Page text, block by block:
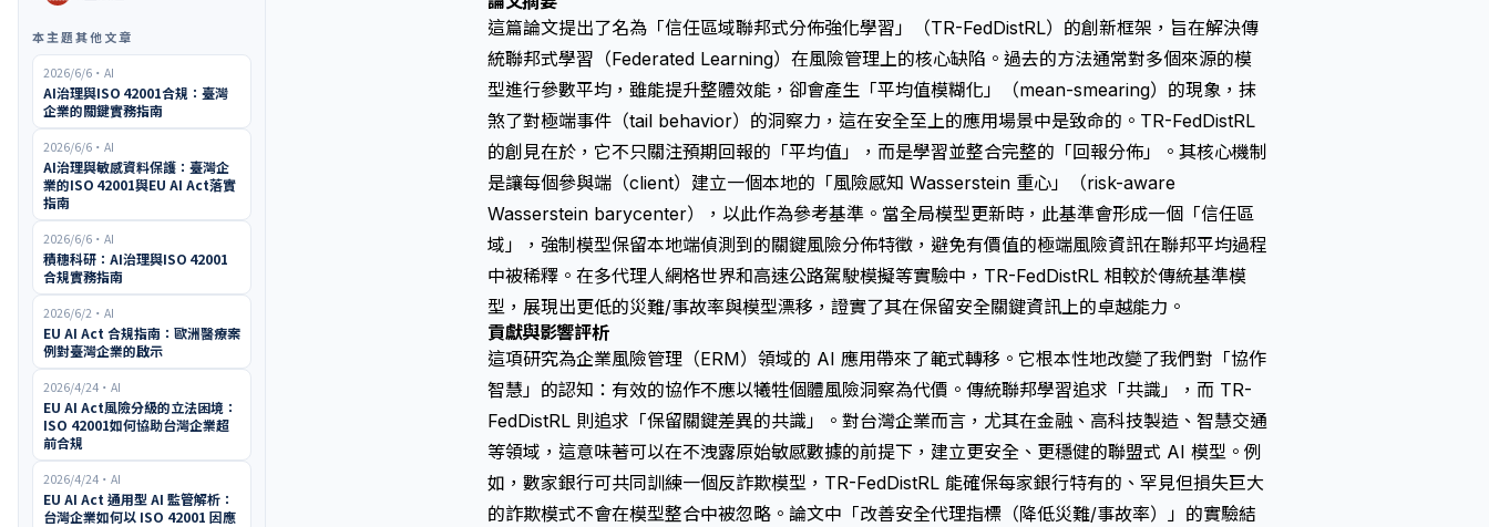
本主題其他文章
2026/6/6 ・ AI
AI治理與ISO 42001合規：臺灣
企業的關鍵實務指南
2026/6/6 ・ AI
AI治理與敏感資料保護：臺灣企
業的ISO 42001與EU AI Act落實
指南
2026/6/6 ・ AI
積穗科研：AI治理與ISO 42001
合規實務指南
2026/6/2 ・ AI
EU AI Act 合規指南：歐洲醫療案
例對臺灣企業的啟示
2026/4/24 ・ AI
EU AI Act風險分級的立法困境：
ISO 42001如何協助台灣企業超
前合規
2026/4/24 ・ AI
EU AI Act 通用型 AI 監管解析：
台灣企業如何以 ISO 42001 因應
這篇論文提出了名為「信任區域聯邦式分佈強化學習」（TR-FedDistRL）的創新框架，旨在解決傳
統聯邦式學習（Federated Learning）在風險管理上的核心缺陷。過去的方法通常對多個來源的模
型進行參數平均，雖能提升整體效能，卻會產生「平均值模糊化」（mean-smearing）的現象，抹
煞了對極端事件（tail behavior）的洞察力，這在安全至上的應用場景中是致命的。TR-FedDistRL
的創見在於，它不只關注預期回報的「平均值」，而是學習並整合完整的「回報分佈」。其核心機制
是讓每個參與端（client）建立一個本地的「風險感知 Wasserstein 重心」（risk-aware
Wasserstein barycenter），以此作為參考基準。當全局模型更新時，此基準會形成一個「信任區
域」，強制模型保留本地端偵測到的關鍵風險分佈特徵，避免有價值的極端風險資訊在聯邦平均過程
中被稀釋。在多代理人網格世界和高速公路駕駛模擬等實驗中，TR-FedDistRL 相較於傳統基準模
型，展現出更低的災難/事故率與模型漂移，證實了其在保留安全關鍵資訊上的卓越能力。
貢獻與影響評析
這項研究為企業風險管理（ERM）領域的 AI 應用帶來了範式轉移。它根本性地改變了我們對「協作
智慧」的認知：有效的協作不應以犧牲個體風險洞察為代價。傳統聯邦學習追求「共識」，而 TR-
FedDistRL 則追求「保留關鍵差異的共識」。對台灣企業而言，尤其在金融、高科技製造、智慧交通
等領域，這意味著可以在不洩露原始敏感數據的前提下，建立更安全、更穩健的聯盟式 AI 模型。例
如，數家銀行可共同訓練一個反詐欺模型，TR-FedDistRL 能確保每家銀行特有的、罕見但損失巨大
的詐欺模式不會在模型整合中被忽略。論文中「改善安全代理指標（降低災難/事故率）」的實驗結